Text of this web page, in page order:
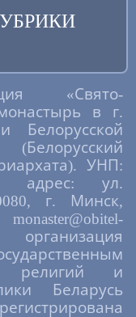
«Свято-
в г.
Белорусской
УНП:
адрес: ул.
г. Минск,
религий и
Беларусь